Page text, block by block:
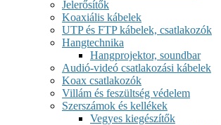
Jelerősítők
Koaxiális kábelek
UTP és FTP kábelek, csatlakozók
Hangtechnika
Hangprojektor, soundbar
Audió-videó csatlakozási kábelek
Koax csatlakozók
Villám és feszültség védelem
Szerszámok és kellékek
Vegyes kiegészítők